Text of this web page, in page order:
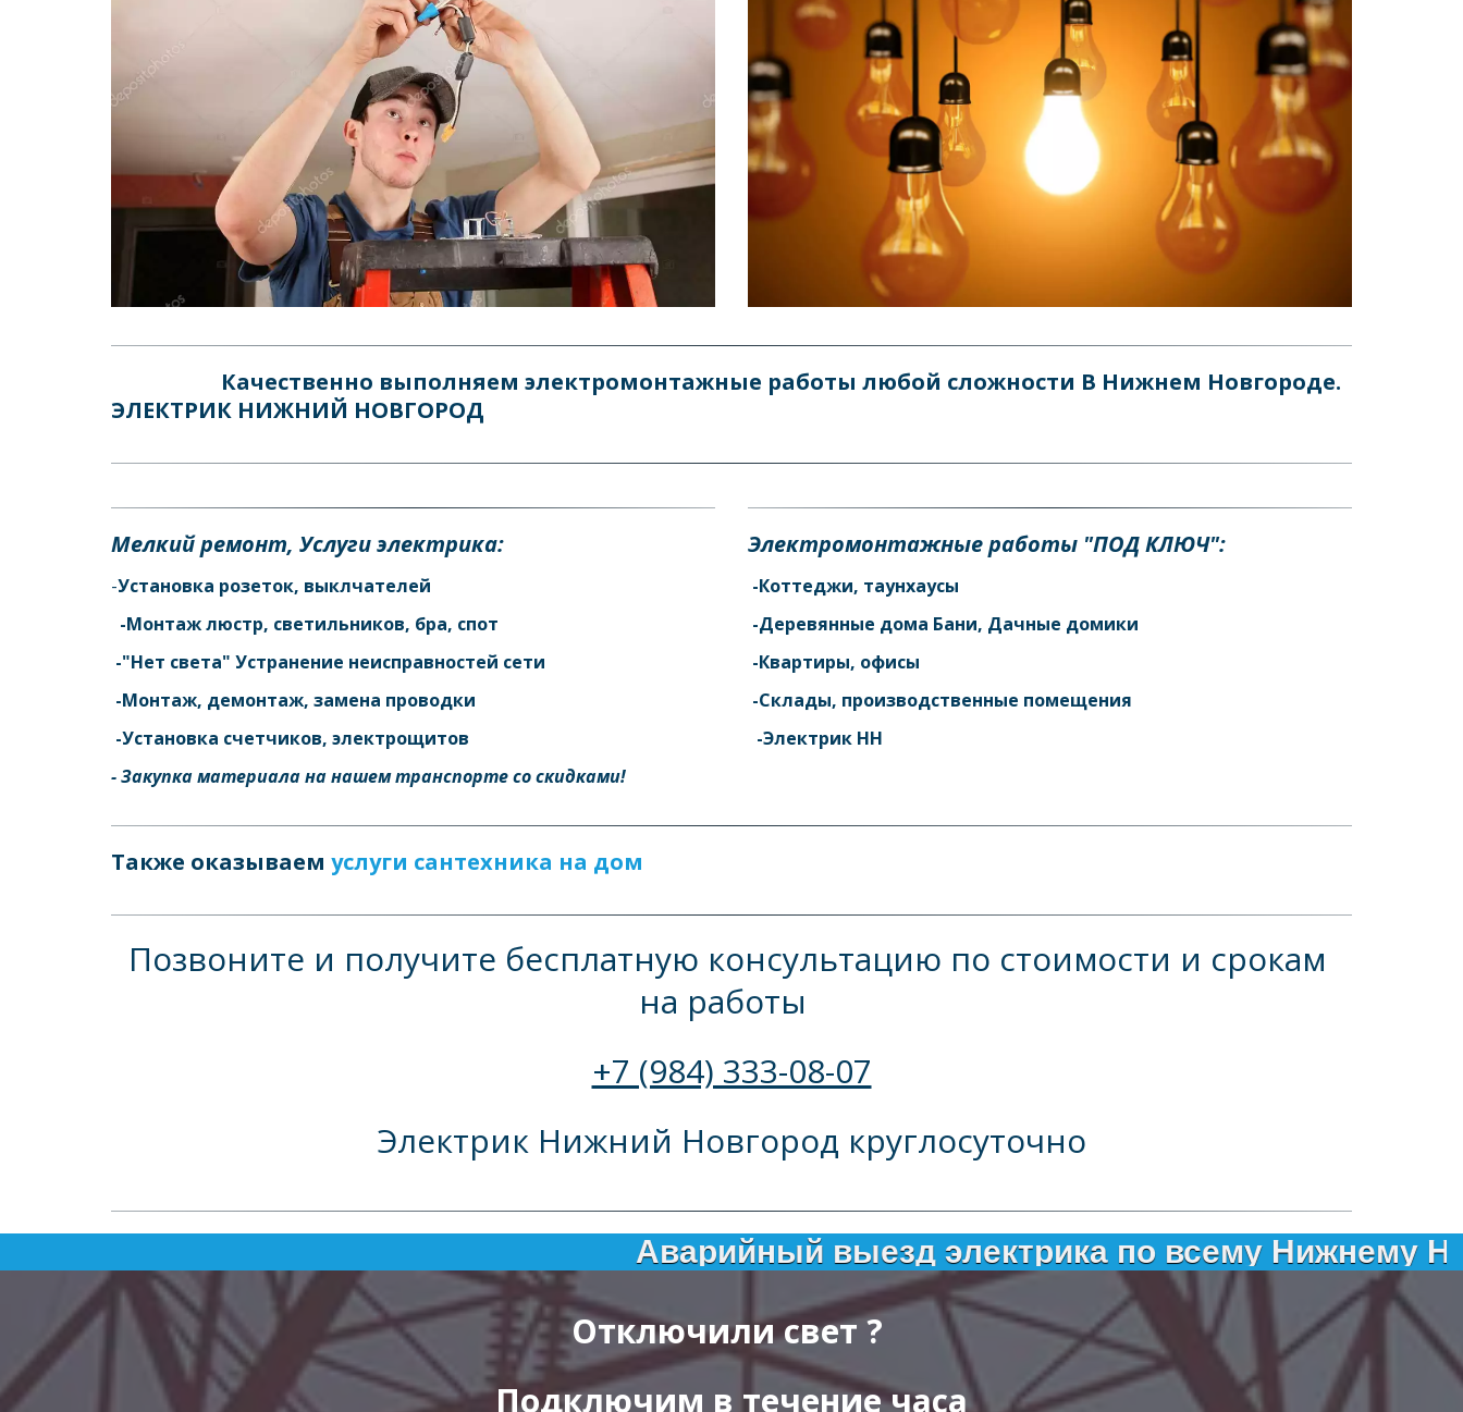
Качественно выполняем электромонтажные работы любой сложности В Нижнем Новгороде.
ЭЛЕКТРИК НИЖНИЙ НОВГОРОД
Мелкий ремонт, Услуги электрика:
-Установка розеток, выклчателей
  -Монтаж люстр, светильников, бра, спот
-"Нет света" Устранение неисправностей сети
-Монтаж, демонтаж, замена проводки
-Установка счетчиков, электрощитов
- Закупка материала на нашем транспорте со скидками!
Электромонтажные работы "ПОД КЛЮЧ":
-Коттеджи, таунхаусы
-Деревянные дома Бани, Дачные домики
-Квартиры, офисы
-Склады, производственные помещения
  -Электрик НН
Также оказываем услуги сантехника на дом
Позвоните и получите бесплатную консультацию по стоимости и срокам
на работы
+7 (984) 333-08-07
Электрик Нижний Новгород круглосуточно
Аварийный выезд электрика по всему Нижнему Новгороду.
Отключили свет ?
Подключим в течение часа